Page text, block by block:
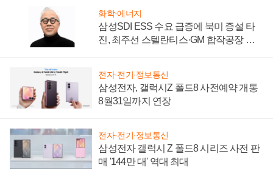
화학·에너지
삼성SDI ESS 수요 급증에 북미 증설 타
진, 최주선 스텔란티스·GM 합작공장 건
전자·전기·정보통신
삼성전자, 갤럭시Z 폴드8 사전예약 개통
8월31일까지 연장
전자·전기·정보통신
삼성전자 갤럭시 Z 폴드8 시리즈 사전 판
매 '144만 대' 역대 최대